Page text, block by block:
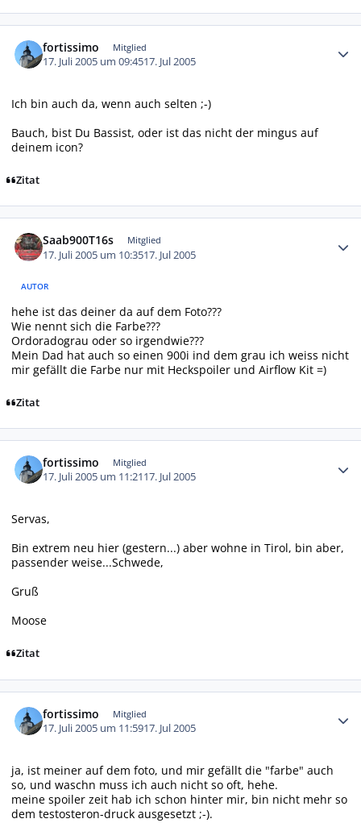
fortissimo Mitglied
17. Juli 2005 um 09:4517. Jul 2005
Ich bin auch da, wenn auch selten ;-)
Bauch, bist Du Bassist, oder ist das nicht der mingus auf
deinem icon?
Zitat
Saab900T16s Mitglied
17. Juli 2005 um 10:3517. Jul 2005
AUTOR
hehe ist das deiner da auf dem Foto???
Wie nennt sich die Farbe???
Ordoradograu oder so irgendwie???
Mein Dad hat auch so einen 900i ind dem grau ich weiss nicht
mir gefällt die Farbe nur mit Heckspoiler und Airflow Kit =)
Zitat
fortissimo Mitglied
17. Juli 2005 um 11:2117. Jul 2005
Servas,
Bin extrem neu hier (gestern...) aber wohne in Tirol, bin aber,
passender weise...Schwede,
Gruß
Moose
Zitat
fortissimo Mitglied
17. Juli 2005 um 11:5917. Jul 2005
ja, ist meiner auf dem foto, und mir gefällt die "farbe" auch
so, und waschn muss ich auch nicht so oft, hehe.
meine spoiler zeit hab ich schon hinter mir, bin nicht mehr so
dem testosteron-druck ausgesetzt ;-).